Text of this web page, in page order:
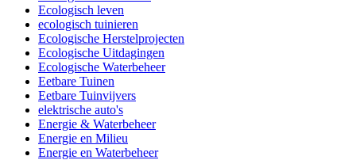
Ecologisch leven
ecologisch tuinieren
Ecologische Herstelprojecten
Ecologische Uitdagingen
Ecologische Waterbeheer
Eetbare Tuinen
Eetbare Tuinvijvers
elektrische auto's
Energie & Waterbeheer
Energie en Milieu
Energie en Waterbeheer